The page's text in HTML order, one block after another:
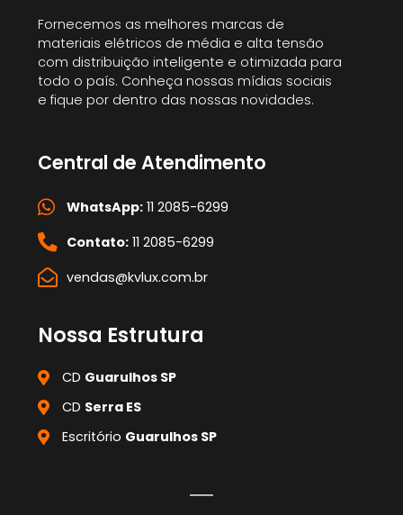
Fornecemos as melhores marcas de
materiais elétricos de média e alta tensão
com distribuição inteligente e otimizada para
todo o país. Conheça nossas mídias sociais
e fique por dentro das nossas novidades.
Central de Atendimento
WhatsApp:11 2085-6299
Contato:11 2085-6299
vendas@kvlux.com.br
Nossa Estrutura
CD Guarulhos SP
CD Serra ES
Escritório Guarulhos SP